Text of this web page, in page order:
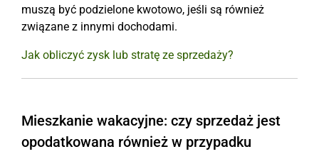
muszą być podzielone kwotowo, jeśli są również
związane z innymi dochodami.
Jak obliczyć zysk lub stratę ze sprzedaży?
Mieszkanie wakacyjne: czy sprzedaż jest
opodatkowana również w przypadku